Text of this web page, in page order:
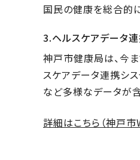
国民の健康を総合的
3.ヘルスケアデータ
神戸市健康局は、今
スケアデータ連携シス
など多様なデータが
詳細はこちら（神戸市